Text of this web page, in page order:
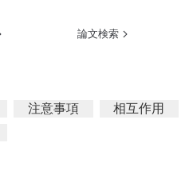
論文検索
注意事項
相互作用